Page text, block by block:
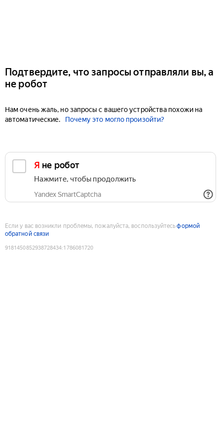
Подтвердите, что запросы отправляли вы, а
не робот
Нам очень жаль, но запросы с вашего устройства похожи на
автоматические.
Почему это могло произойти?
Я не робот
Нажмите, чтобы продолжить
Yandex SmartCaptcha
Если у вас возникли проблемы, пожалуйста, воспользуйтесьформой
обратной связи
9181450852938728434:1786081720